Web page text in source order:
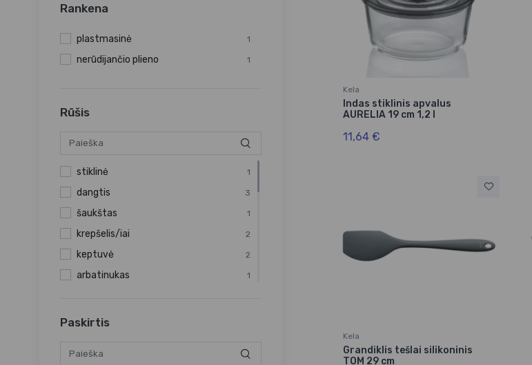
Rankena
plastmasinė 1
nerūdijančio plieno 1
Rūšis
stiklinė 1
dangtis 3
šaukštas 1
krepšelis/iai 2
keptuvė 2
arbatinukas 1
žnyplės
kavinukas 1
Paskirtis
Kela
Indas stiklinis apvalus
AURELIA 19 cm 1,2 l
11,64 €
Kela
Grandiklis tešlai silikoninis
TOM 29 cm